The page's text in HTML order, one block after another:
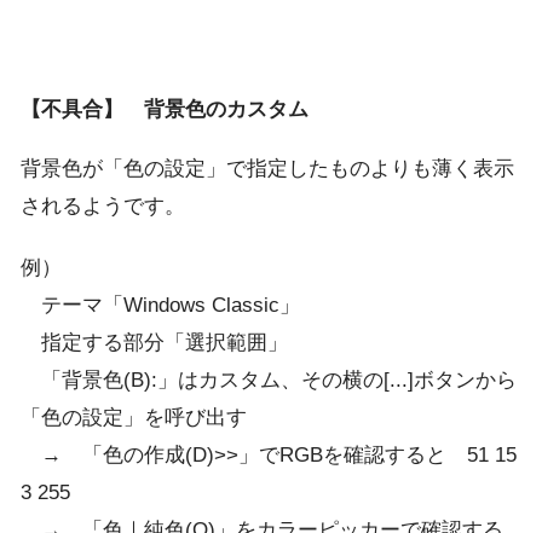
【不具合】 背景色のカスタム
背景色が「色の設定」で指定したものよりも薄く表示
されるようです。
例）
テーマ「Windows Classic」
指定する部分「選択範囲」
「背景色(B):」はカスタム、その横の[...]ボタンから
「色の設定」を呼び出す
→ 「色の作成(D)>>」でRGBを確認すると 51 15
3 255